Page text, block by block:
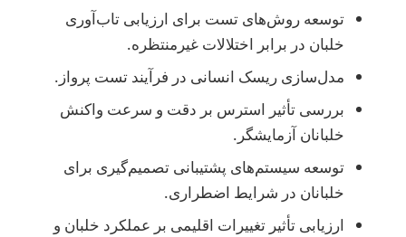
توسعه روش‌های تست برای ارزیابی تاب‌آوری
خلبان در برابر اختلالات غیرمنتظره.
مدل‌سازی ریسک انسانی در فرآیند تست پرواز.
بررسی تأثیر استرس بر دقت و سرعت واکنش
خلبانان آزمایشگر.
توسعه سیستم‌های پشتیبانی تصمیم‌گیری برای
خلبانان در شرایط اضطراری.
ارزیابی تأثیر تغییرات اقلیمی بر عملکرد خلبان و